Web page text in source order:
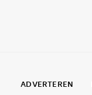
ADVERTEREN